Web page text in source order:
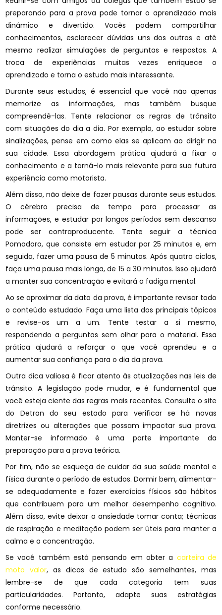
preparando para a prova pode tornar o aprendizado mais
dinâmico e divertido. Vocês podem compartilhar
conhecimentos, esclarecer dúvidas uns dos outros e até
mesmo realizar simulações de perguntas e respostas. A
troca de experiências muitas vezes enriquece o
aprendizado e torna o estudo mais interessante.
Durante seus estudos, é essencial que você não apenas
memorize as informações, mas também busque
compreendê-las. Tente relacionar as regras de trânsito
com situações do dia a dia. Por exemplo, ao estudar sobre
sinalizações, pense em como elas se aplicam ao dirigir na
sua cidade. Essa abordagem prática ajudará a fixar o
conhecimento e a torná-lo mais relevante para sua futura
experiência como motorista.
Além disso, não deixe de fazer pausas durante seus estudos.
O cérebro precisa de tempo para processar as
informações, e estudar por longos períodos sem descanso
pode ser contraproducente. Tente seguir a técnica
Pomodoro, que consiste em estudar por 25 minutos e, em
seguida, fazer uma pausa de 5 minutos. Após quatro ciclos,
faça uma pausa mais longa, de 15 a 30 minutos. Isso ajudará
a manter sua concentração e evitará a fadiga mental.
Ao se aproximar da data da prova, é importante revisar todo
o conteúdo estudado. Faça uma lista dos principais tópicos
e revise-os um a um. Tente testar a si mesmo,
respondendo a perguntas sem olhar para o material. Essa
prática ajudará a reforçar o que você aprendeu e a
aumentar sua confiança para o dia da prova.
Outra dica valiosa é ficar atento às atualizações nas leis de
trânsito. A legislação pode mudar, e é fundamental que
você esteja ciente das regras mais recentes. Consulte o site
do Detran do seu estado para verificar se há novas
diretrizes ou alterações que possam impactar sua prova.
Manter-se informado é uma parte importante da
preparação para a prova teórica.
Por fim, não se esqueça de cuidar da sua saúde mental e
física durante o período de estudos. Dormir bem, alimentar-
se adequadamente e fazer exercícios físicos são hábitos
que contribuem para um melhor desempenho cognitivo.
Além disso, evite deixar a ansiedade tomar conta; técnicas
de respiração e meditação podem ser úteis para manter a
calma e a concentração.
Se você também está pensando em obter a carteira de
moto valor, as dicas de estudo são semelhantes, mas
lembre-se de que cada categoria tem suas
particularidades. Portanto, adapte suas estratégias
conforme necessário.